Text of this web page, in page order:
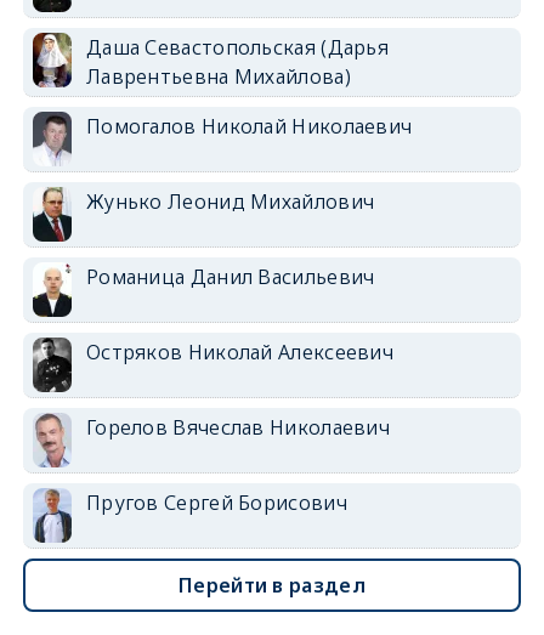
Даша Севастопольская (Дарья
Лаврентьевна Михайлова)
Помогалов Николай Николаевич
Жунько Леонид Михайлович
Романица Данил Васильевич
Остряков Николай Алексеевич
Горелов Вячеслав Николаевич
Пругов Сергей Борисович
Перейти в раздел